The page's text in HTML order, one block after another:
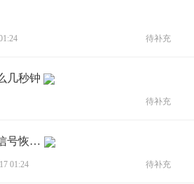
待补充
几秒钟
待补充
[BUG]无信号区域到有信号的地方，移动信号恢复不了
01:24 待补充